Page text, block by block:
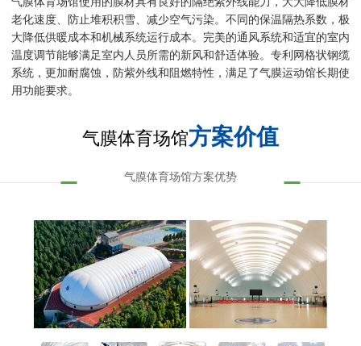
老化速度、防止堆积积雪、减少空气污染。不同的保温隔热系数，极
大降低供暖成本和机械系统运行成本。完美的通风系统和适宜的室内
温度调节能够满足室内人员所需的新风和舒适体验。专利网格状钢缆
系统，更加耐腐蚀，防紫外线和阻燃特性，满足了气膜运动馆长期使
用功能要求。
气膜体育场馆方案价值
气膜体育场馆方案优势